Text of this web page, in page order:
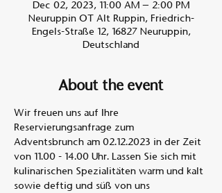
Dec 02, 2023, 11:00 AM – 2:00 PM
Neuruppin OT Alt Ruppin, Friedrich-
Engels-Straße 12, 16827 Neuruppin,
Deutschland
About the event
Wir freuen uns auf Ihre
Reservierungsanfrage zum
Adventsbrunch am 02.12.2023 in der Zeit
von 11.00 - 14.00 Uhr. Lassen Sie sich mit
kulinarischen Spezialitäten warm und kalt
sowie deftig und süß von uns